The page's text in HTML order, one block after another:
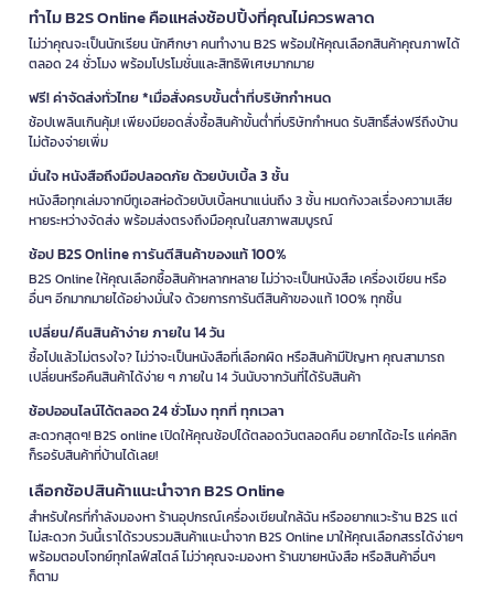
ทำไม B2S Online คือแหล่งช้อปปิ้งที่คุณไม่ควรพลาด
ไม่ว่าคุณจะเป็นนักเรียน นักศึกษา คนทำงาน B2S พร้อมให้คุณเลือกสินค้าคุณภาพได้
ตลอด 24 ชั่วโมง พร้อมโปรโมชั่นและสิทธิพิเศษมากมาย
ฟรี! ค่าจัดส่งทั่วไทย *เมื่อสั่งครบขั้นต่ำที่บริษัทกำหนด
ช้อปเพลินเกินคุ้ม! เพียงมียอดสั่งซื้อสินค้าขั้นต่ำที่บริษัทกำหนด รับสิทธิ์ส่งฟรีถึงบ้าน
ไม่ต้องจ่ายเพิ่ม
มั่นใจ หนังสือถึงมือปลอดภัย ด้วยบับเบิ้ล 3 ชั้น
หนังสือทุกเล่มจากบีทูเอสห่อด้วยบับเบิ้ลหนาแน่นถึง 3 ชั้น หมดกังวลเรื่องความเสีย
หายระหว่างจัดส่ง พร้อมส่งตรงถึงมือคุณในสภาพสมบูรณ์
ช้อป B2S Online การันตีสินค้าของแท้ 100%
B2S Online ให้คุณเลือกซื้อสินค้าหลากหลาย ไม่ว่าจะเป็นหนังสือ เครื่องเขียน หรือ
อื่นๆ อีกมากมายได้อย่างมั่นใจ ด้วยการการันตีสินค้าของแท้ 100% ทุกชิ้น
เปลี่ยน/คืนสินค้าง่าย ภายใน 14 วัน
ซื้อไปแล้วไม่ตรงใจ? ไม่ว่าจะเป็นหนังสือที่เลือกผิด หรือสินค้ามีปัญหา คุณสามารถ
เปลี่ยนหรือคืนสินค้าได้ง่าย ๆ ภายใน 14 วันนับจากวันที่ได้รับสินค้า
ช้อปออนไลน์ได้ตลอด 24 ชั่วโมง ทุกที่ ทุกเวลา
สะดวกสุดๆ! B2S online เปิดให้คุณช้อปได้ตลอดวันตลอดคืน อยากได้อะไร แค่คลิก
ก็รอรับสินค้าที่บ้านได้เลย!
เลือกช้อปสินค้าแนะนำจาก B2S Online
สำหรับใครที่กำลังมองหา ร้านอุปกรณ์เครื่องเขียนใกล้ฉัน หรืออยากแวะร้าน B2S แต่
ไม่สะดวก วันนี้เราได้รวบรวมสินค้าแนะนำจาก B2S Online มาให้คุณเลือกสรรได้ง่ายๆ
พร้อมตอบโจทย์ทุกไลฟ์สไตล์ ไม่ว่าคุณจะมองหา ร้านขายหนังสือ หรือสินค้าอื่นๆ
ก็ตาม